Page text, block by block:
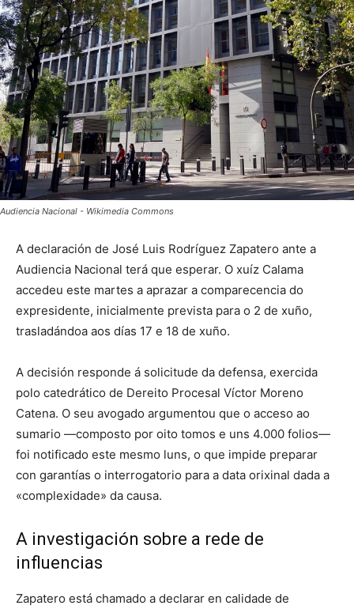
Audiencia Nacional - Wikimedia Commons
A declaración de José Luis Rodríguez Zapatero ante a
Audiencia Nacional terá que esperar. O xuíz Calama
accedeu este martes a aprazar a comparecencia do
expresidente, inicialmente prevista para o 2 de xuño,
trasladándoa aos días 17 e 18 de xuño.
A decisión responde á solicitude da defensa, exercida
polo catedrático de Dereito Procesal Víctor Moreno
Catena. O seu avogado argumentou que o acceso ao
sumario —composto por oito tomos e uns 4.000 folios—
foi notificado este mesmo luns, o que impide preparar
con garantías o interrogatorio para a data orixinal dada a
«complexidade» da causa.
A investigación sobre a rede de
influencias
Zapatero está chamado a declarar en calidade de